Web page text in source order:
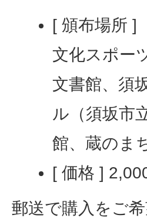
[ 頒布場所 ]
文化スポー
文書館、須
ル（須坂市
館、蔵のま
[ 価格 ]
郵送で購入をご